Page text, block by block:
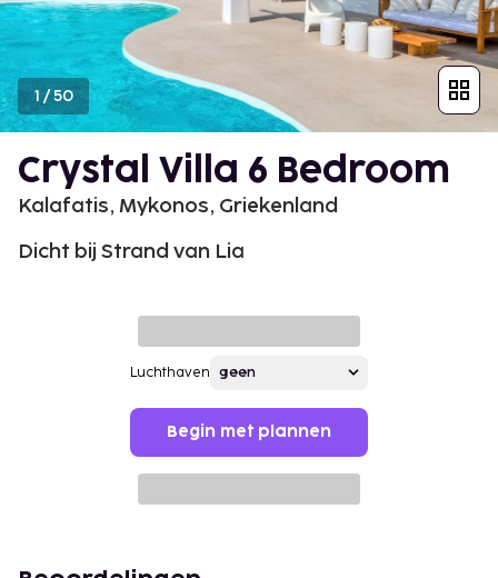
1 /50
Crystal Villa 6 Bedroom
Kalafatis, Mykonos, Griekenland
Dicht bij Strand van Lia
Luchthaven
Begin met plannen